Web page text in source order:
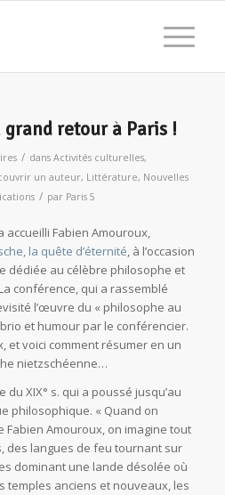
retour à Paris !
/ dans Activités culturelles,
un auteur, Littérature, Nouvelles
/ par Paris 5
accueilli Fabien Amouroux,
la quête d’éternité, à l’occasion
dédiée au célèbre philosophe et
La conférence, qui a rassemblé
l’œuvre du « philosophe au
et humour par le conférencier.
et voici comment résumer en un
nietzschéenne…
XIX° s. qui a poussé jusqu’au
philosophique. « Quand on
Fabien Amouroux,on imagine tout
des langues de feu tournant sur
dominant une lande désolée où
temples anciens et nouveaux, les